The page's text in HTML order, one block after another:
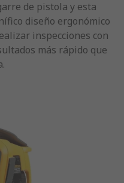
de pistola y esta
diseño ergonómico
inspecciones con
más rápido que